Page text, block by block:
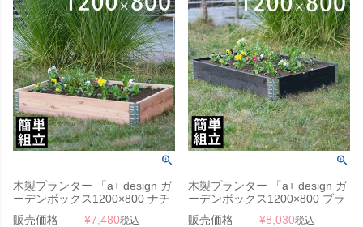
木製プランター 「a+ design ガ
ーデンボックス1200×800 ナチ
ュラル」
販売価格 ¥7,480税込
木製プランター 「a+ design ガ
ーデンボックス1200×800 ブラ
ック」
販売価格 ¥8,030税込